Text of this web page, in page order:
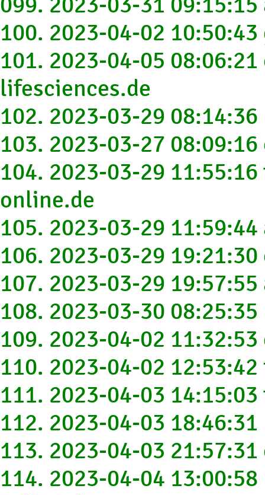
100. 2023-04-02
101. 2023-04-05
lifesciences.de
102. 2023-03-29
103. 2023-03-27
104. 2023-03-29
online.de
105. 2023-03-29
106. 2023-03-29
107. 2023-03-29
108. 2023-03-30
109. 2023-04-02
110. 2023-04-02
111. 2023-04-03
112. 2023-04-03
113. 2023-04-03
114. 2023-04-04